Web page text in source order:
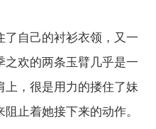
了自己的衬衫衣领，又一
之欢的两条玉臂几乎是一
上，很是用力的搂住了妹
止着她接下来的动作。